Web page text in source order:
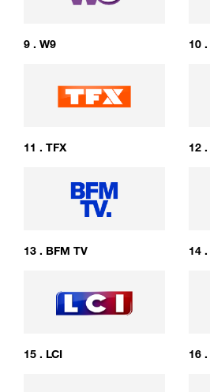
9 . W9 10 .
11 . TFX 12 .
13 . BFM TV 14 .
15 . LCI 16 .